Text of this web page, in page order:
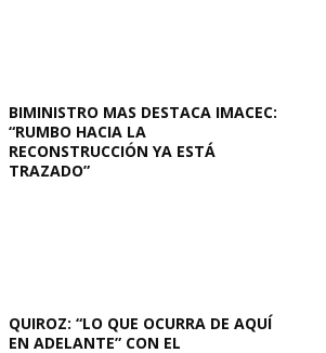
BIMINISTRO MAS DESTACA IMACEC:
“RUMBO HACIA LA
RECONSTRUCCIÓN YA ESTÁ
TRAZADO”
QUIROZ: “LO QUE OCURRA DE AQUÍ
EN ADELANTE” CON EL